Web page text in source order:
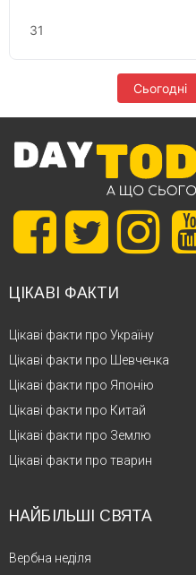
31
Сьогодні
ЦІКАВІ ФАКТИ
Цікаві факти про Україну
Цікаві факти про Шевченка
Цікаві факти про Японію
Цікаві факти про Китай
Цікаві факти про Землю
Цікаві факти про тварин
НАЙБІЛЬШІ СВЯТА
Вербна неділя